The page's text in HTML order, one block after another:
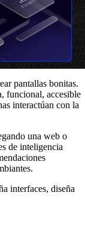
pantallas bonitas.
funcional, accesible
interactúan con la
una web o
de inteligencia
interfaces, diseña